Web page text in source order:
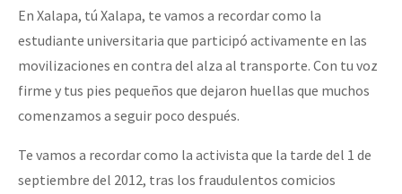
En Xalapa, tú Xalapa, te vamos a recordar como la
estudiante universitaria que participó activamente en las
movilizaciones en contra del alza al transporte. Con tu voz
firme y tus pies pequeños que dejaron huellas que muchos
comenzamos a seguir poco después.
Te vamos a recordar como la activista que la tarde del 1 de
septiembre del 2012, tras los fraudulentos comicios